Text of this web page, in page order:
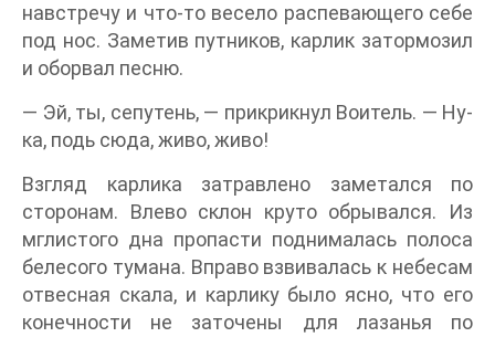
навстречу и что-то весело распевающего себе
под нос. Заметив путников, карлик затормозил
и оборвал песню.
— Эй, ты, сепутень, — прикрикнул Воитель. — Ну-
ка, подь сюда, живо, живо!
Взгляд карлика затравлено заметался по
сторонам. Влево склон круто обрывался. Из
мглистого дна пропасти поднималась полоса
белесого тумана. Вправо взвивалась к небесам
отвесная скала, и карлику было ясно, что его
конечности не заточены для лазанья по